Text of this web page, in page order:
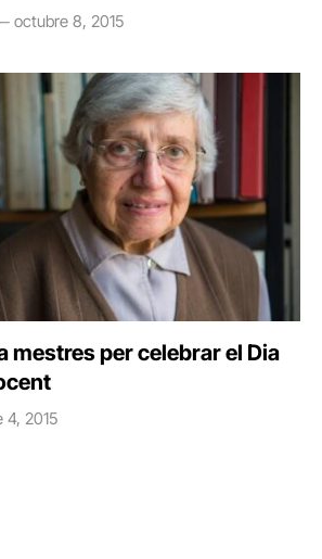
octubre 8, 2015
mestres per celebrar el Dia
4, 2015